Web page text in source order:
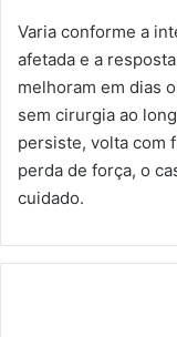
Varia conforme a
afetada e a
melhoram em dias
sem cirurgia ao
persiste, volta com
perda de força, o
cuidado.